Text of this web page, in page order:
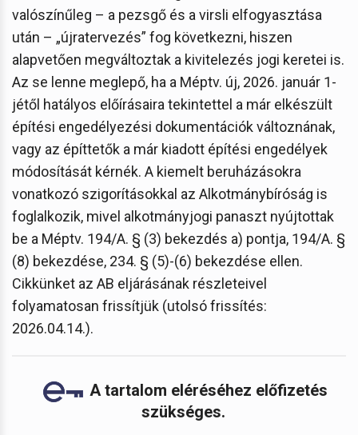
valószínűleg – a pezsgő és a virsli elfogyasztása
után – „újratervezés” fog következni, hiszen
alapvetően megváltoztak a kivitelezés jogi keretei is.
Az se lenne meglepő, ha a Méptv. új, 2026. január 1-
jétől hatályos előírásaira tekintettel a már elkészült
építési engedélyezési dokumentációk változnának,
vagy az építtetők a már kiadott építési engedélyek
módosítását kérnék. A kiemelt beruházásokra
vonatkozó szigorításokkal az Alkotmánybíróság is
foglalkozik, mivel alkotmányjogi panaszt nyújtottak
be a Méptv. 194/A. § (3) bekezdés a) pontja, 194/A. §
(8) bekezdése, 234. § (5)-(6) bekezdése ellen.
Cikkünket az AB eljárásának részleteivel
folyamatosan frissítjük (utolsó frissítés:
2026.04.14.).
A tartalom eléréséhez előfizetés
szükséges.